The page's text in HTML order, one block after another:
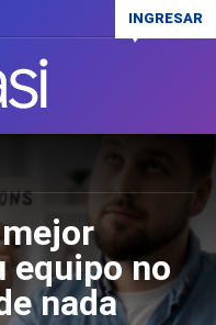
INGRESAR
equipo no
nada